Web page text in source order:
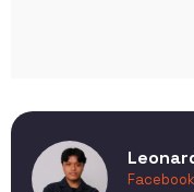
Facebook